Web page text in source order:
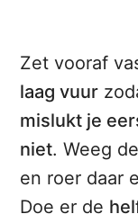
Zet vooraf
laag vuur
mislukt je
niet. Weeg
en roer daar
Doe er de